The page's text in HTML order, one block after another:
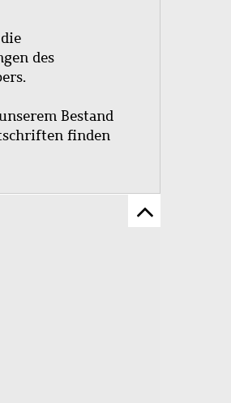
des
Bestand
finden
Zum